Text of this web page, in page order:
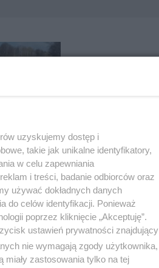
REKLAMA
uzyskujemy dostęp i
takie jak unikalne identyfikatory,
w celu zapewniania
i treści, badanie odbiorców oraz
używać dokładnych danych
do celów identyfikacji. Ponieważ
poprzez kliknięcie „Akceptuję”.
ustawień prywatności znajdujący
nie wymagają zgody użytkownika,
zastosowania tylko na tej